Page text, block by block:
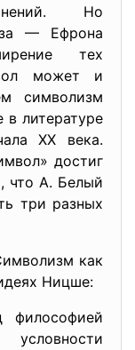
Но
— Ефрона
тех
может и
символизм
в литературе
XX века.
достиг
что А. Белый
три разных
как
Ницше:
философией